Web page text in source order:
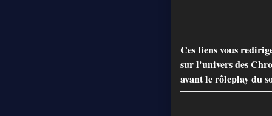
Ces liens vous
sur l'univers des
avant le rôleplay du